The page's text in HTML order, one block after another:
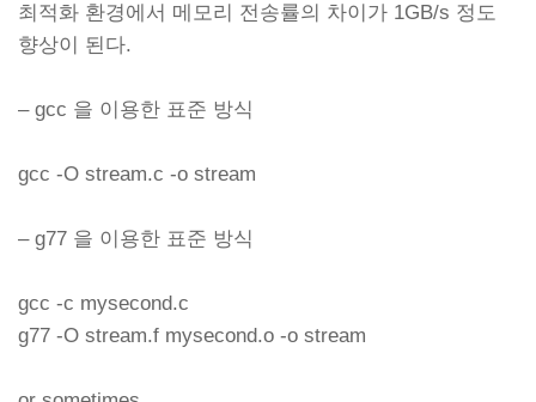
최적화 환경에서 메모리 전송률의 차이가 1GB/s 정도
향상이 된다.
– gcc 을 이용한 표준 방식
gcc -O stream.c -o stream
– g77 을 이용한 표준 방식
gcc -c mysecond.c
g77 -O stream.f mysecond.o -o stream